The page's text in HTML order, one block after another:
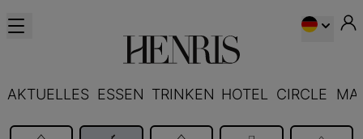
AKTUELLES ESSEN TRINKEN HOTEL CIRCLE